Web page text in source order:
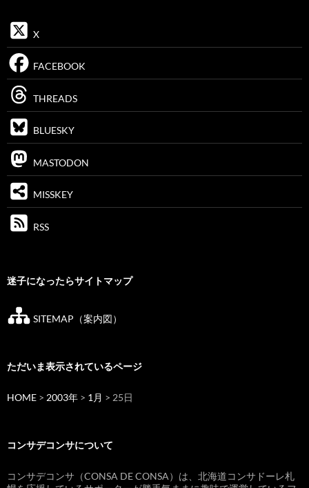
X
FACEBOOK
THREADS
BLUESKY
MASTODON
MISSKEY
RSS
迷子になったらサイトマップ
SITEMAP（案内図）
ただいま表示されているページ
HOME > 2003年 > 1月 > 25日
コンサデコンサについて
コンサデコンサ（CONSA DE CONSA）は、北海道コンサドーレ札